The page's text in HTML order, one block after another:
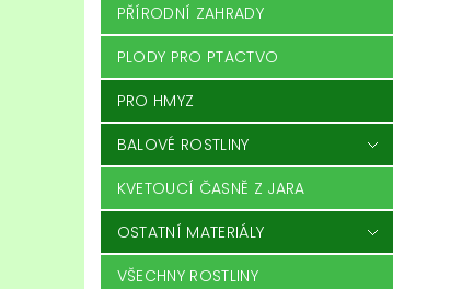
PŘÍRODNÍ ZAHRADY
PLODY PRO PTACTVO
PRO HMYZ
BALOVÉ ROSTLINY
KVETOUCÍ ČASNĚ Z JARA
OSTATNÍ MATERIÁLY
VŠECHNY ROSTLINY